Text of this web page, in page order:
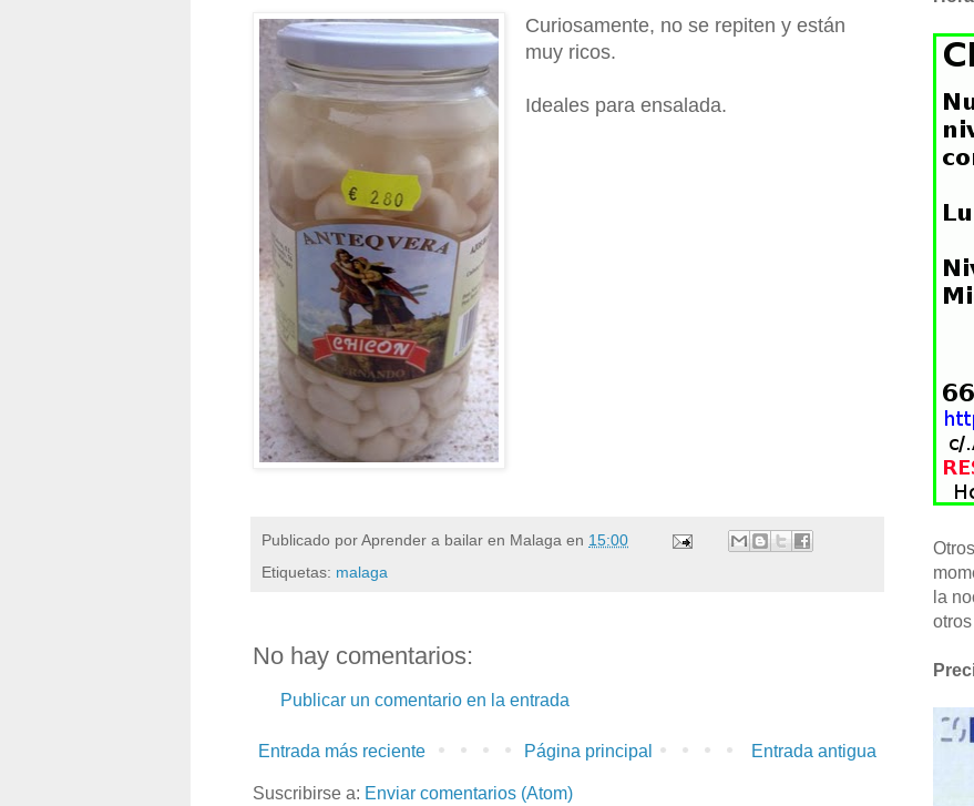
Curiosamente, no se repiten y están
muy ricos.
Ideales para ensalada.
Publicado porAprender a bailar en Malaga en 15:00
Etiquetas: malaga
No hay comentarios:
Publicar un comentario en la entrada
Entrada más reciente Entrada antigua
Página principal
Suscribirse a: Enviar comentarios (Atom)
Otros
la